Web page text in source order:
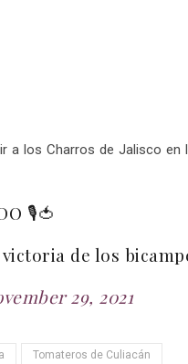
los Charros de Jalisco
🎙🍅
de los
29, 2021
Tomateros de Culiacán